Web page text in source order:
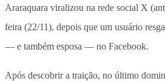
Araraquara viralizou na rede social X
feira (22/11), depois que um usuário
— e também esposa — no Facebook.
Após descobrir a traição, no último